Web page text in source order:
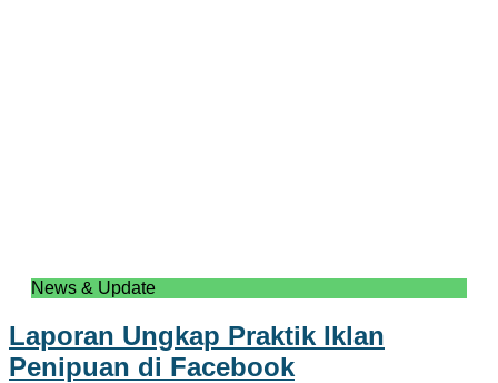
News & Update
Laporan Ungkap Praktik Iklan
Penipuan di Facebook